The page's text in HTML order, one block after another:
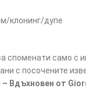
клонинг/дупе
споменати само с
с посочените
Вдъхновен от